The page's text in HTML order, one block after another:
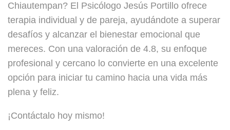
Chiautempan? El Psicólogo Jesús Portillo ofrece
terapia individual y de pareja, ayudándote a superar
desafíos y alcanzar el bienestar emocional que
mereces. Con una valoración de 4.8, su enfoque
profesional y cercano lo convierte en una excelente
opción para iniciar tu camino hacia una vida más
plena y feliz.
¡Contáctalo hoy mismo!